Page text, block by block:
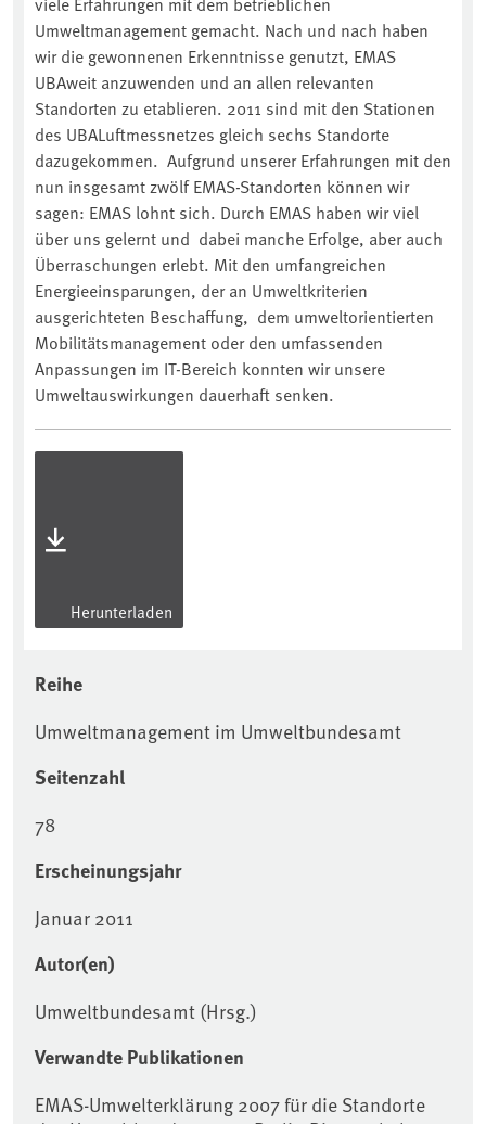
Umweltmanagement gemacht. Nach und nach haben
wir die gewonnenen Erkenntnisse genutzt, EMAS
UBAweit anzuwenden und an allen relevanten
Standorten zu etablieren. 2011 sind mit den Stationen
des UBALuftmessnetzes gleich sechs Standorte
dazugekommen. Aufgrund unserer Erfahrungen mit den
nun insgesamt zwölf EMAS-Standorten können wir
sagen: EMAS lohnt sich. Durch EMAS haben wir viel
über uns gelernt und dabei manche Erfolge, aber auch
Überraschungen erlebt. Mit den umfangreichen
Energieeinsparungen, der an Umweltkriterien
ausgerichteten Beschaffung, dem umweltorientierten
Mobilitätsmanagement oder den umfassenden
Anpassungen im IT-Bereich konnten wir unsere
Umweltauswirkungen dauerhaft senken.
Herunterladen
Reihe
Umweltmanagement im Umweltbundesamt
Seitenzahl
78
Erscheinungsjahr
Januar 2011
Autor(en)
Umweltbundesamt (Hrsg.)
Verwandte Publikationen
EMAS-Umwelterklärung 2007 für die Standorte